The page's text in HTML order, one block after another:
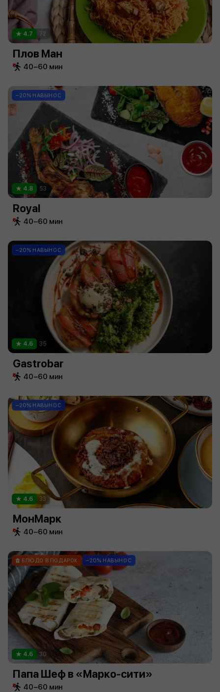
4.7 72
Плов Ман
40−60 мин
−20% НАВЫНОС
4.8 53
Royal
40−60 мин
−20% НАВЫНОС
4.6 35
Gastrobar
40−60 мин
−20% НАВЫНОС
4.6 33
МонМарк
40−60 мин
БЛЮДО В ПОДАРОК −20% НАВЫНОС
4.6 30
Папа Шеф в «Марко-сити»
40−60 мин